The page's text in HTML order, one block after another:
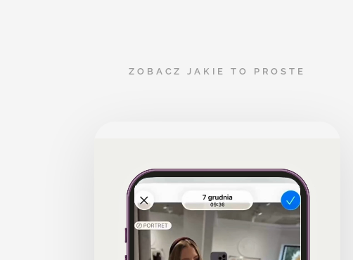
ZOBACZ JAKIE TO PROSTE